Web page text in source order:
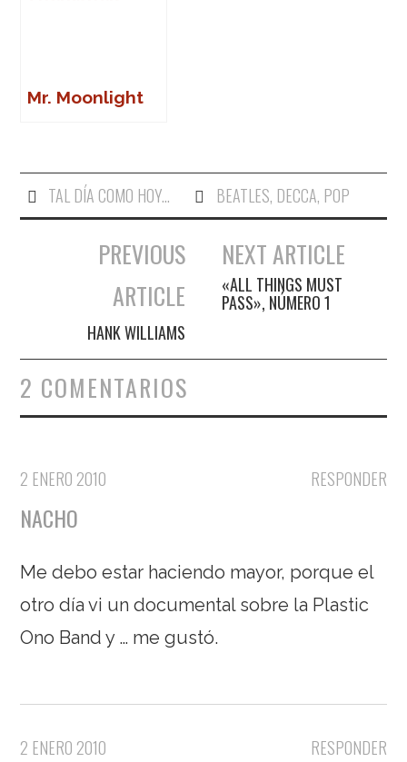
Mr. Moonlight
TAL DÍA COMO HOY... BEATLES, DECCA, POP
Navegación de entradas
PREVIOUS
ARTICLE
HANK WILLIAMS
NEXT ARTICLE
«ALL THINGS MUST
PASS», NÚMERO 1
2 COMENTARIOS
RESPONDER
2 ENERO 2010
NACHO
Me debo estar haciendo mayor, porque el
otro día vi un documental sobre la Plastic
Ono Band y … me gustó.
RESPONDER
2 ENERO 2010